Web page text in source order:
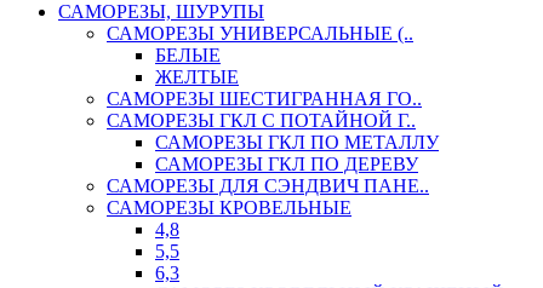
САМОРЕЗЫ, ШУРУПЫ
САМОРЕЗЫ УНИВЕРСАЛЬНЫЕ (..
БЕЛЫЕ
ЖЕЛТЫЕ
САМОРЕЗЫ ШЕСТИГРАННАЯ ГО..
САМОРЕЗЫ ГКЛ С ПОТАЙНОЙ Г..
САМОРЕЗЫ ГКЛ ПО МЕТАЛЛУ
САМОРЕЗЫ ГКЛ ПО ДЕРЕВУ
САМОРЕЗЫ ДЛЯ СЭНДВИЧ ПАНЕ..
САМОРЕЗЫ КРОВЕЛЬНЫЕ
4,8
5,5
6,3